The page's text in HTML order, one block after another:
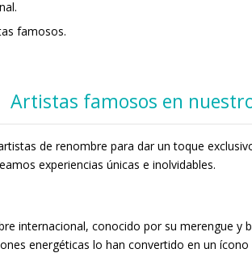
famosos.
Artistas famosos en
de renombre para dar un toque
experiencias únicas e inolvidables.
internacional, conocido por su merengue y
energéticas lo han convertido en un ícono